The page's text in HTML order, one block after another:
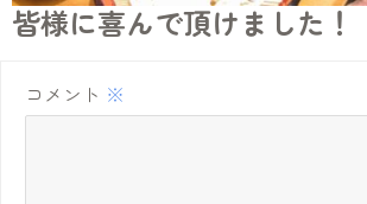
皆様に喜んで頂けました！
コメント ※